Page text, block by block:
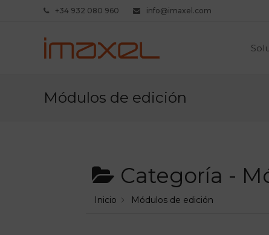
+34 932 080 960 info@imaxel.com
Módulos de edición
Categoría -
Inicio Módulos de edición